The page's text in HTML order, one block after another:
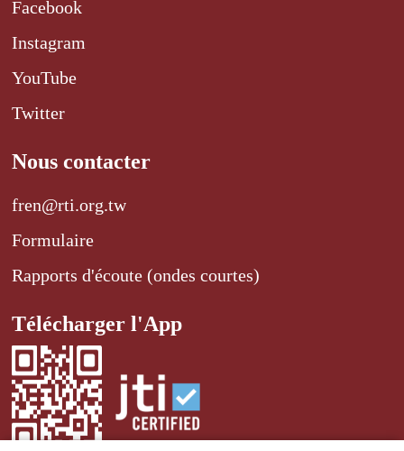
Facebook
Instagram
YouTube
Twitter
Nous contacter
fren@rti.org.tw
Formulaire
Rapports d'écoute (ondes courtes)
Télécharger l'App